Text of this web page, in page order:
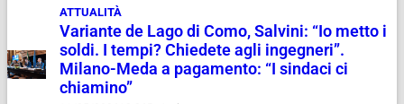
ATTUALITÀ
Variante de Lago di Como, Salvini: “Io metto i
soldi. I tempi? Chiedete agli ingegneri”.
Milano-Meda a pagamento: “I sindaci ci
chiamino”